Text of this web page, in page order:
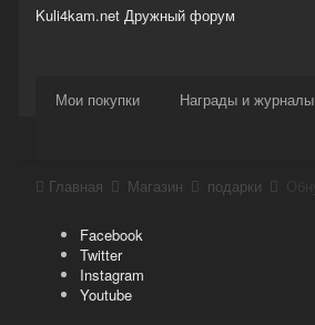
Kuli4kam.net Дружный форум
Сайт Активность
Мои покупки Награды и журналы
Главная Магазин подарки
Facebook
Twitter
Instagram
Youtube